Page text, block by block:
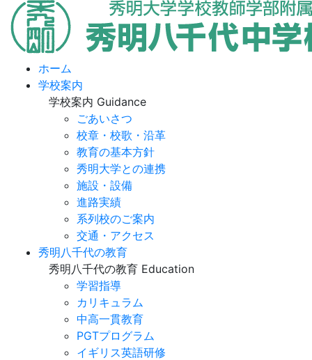
ホーム
学校案内
学校案内 Guidance
ごあいさつ
校章・校歌・沿革
教育の基本方針
秀明大学との連携
施設・設備
進路実績
系列校のご案内
交通・アクセス
秀明八千代の教育
秀明八千代の教育 Education
学習指導
カリキュラム
中高一貫教育
PGTプログラム
イギリス英語研修